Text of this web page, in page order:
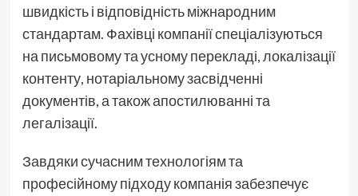
швидкість і відповідність міжнародним
стандартам. Фахівці компанії спеціалізуються
на письмовому та усному перекладі, локалізації
контенту, нотаріальному засвідченні
документів, а також апостилюванні та
легалізації.
Завдяки сучасним технологіям та
професійному підходу компанія забезпечує